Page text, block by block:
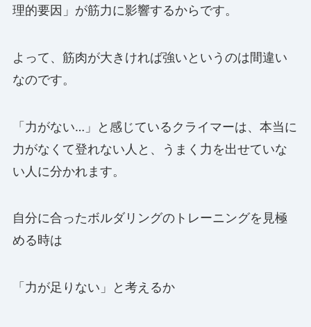
理的要因」が筋力に影響するからです。
よって、筋肉が大きければ強いというのは間違い
なのです。
「力がない…」と感じているクライマーは、本当に
力がなくて登れない人と、うまく力を出せていな
い人に分かれます。
自分に合ったボルダリングのトレーニングを見極
める時は
「力が足りない」と考えるか